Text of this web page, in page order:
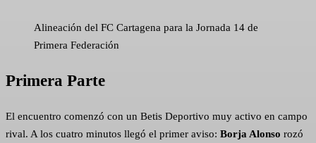
Alineación del FC Cartagena para la Jornada 14 de
Primera Federación
Primera Parte
El encuentro comenzó con un Betis Deportivo muy activo en campo
rival. A los cuatro minutos llegó el primer aviso: Borja Alonso rozó